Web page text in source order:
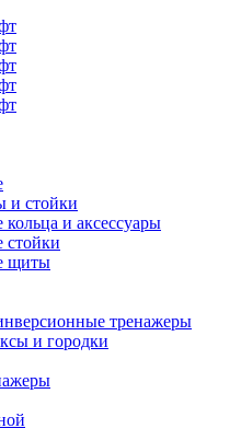
и стойки
кольца и аксессуары
стойки
щиты
тренажеры
и городки